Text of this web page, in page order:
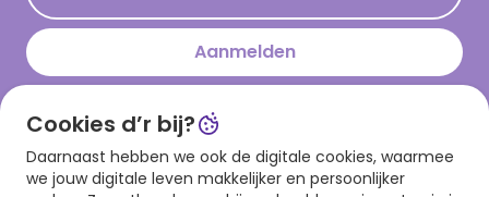
Hallmark en KinderpostzegelsAanmelden
Download onze app
Cookies d’r bij?
Daarnaast hebben we ook de digitale cookies, waarmee
we jouw digitale leven makkelijker en persoonlijker